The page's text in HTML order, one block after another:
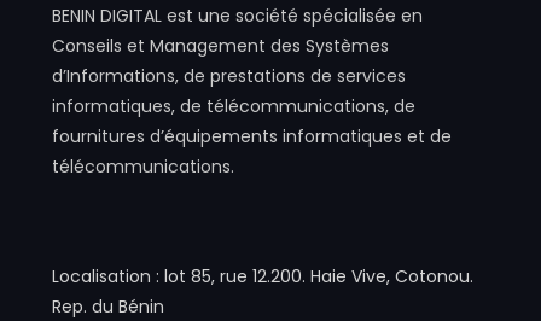
BENIN DIGITAL est une société spécialisée en
Conseils et Management des Systèmes
d’Informations, de prestations de services
informatiques, de télécommunications, de
fournitures d’équipements informatiques et de
télécommunications.
Localisation : lot 85, rue 12.200. Haie Vive, Cotonou.
Rep. du Bénin